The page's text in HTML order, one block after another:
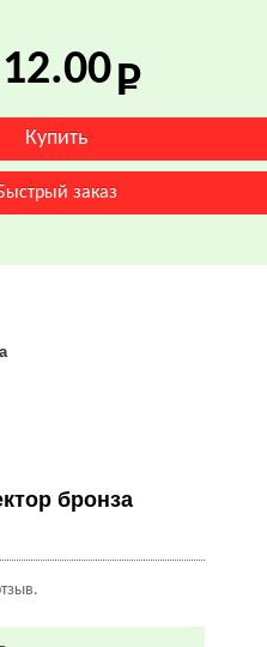
12.00
бронза